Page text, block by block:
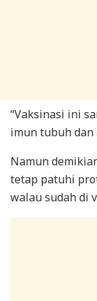
“Vaksinasi ini
imun tubuh dan
Namun
tetap patuhi
walau sudah di